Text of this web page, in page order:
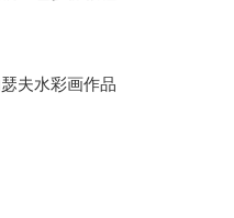
夫水彩画作品